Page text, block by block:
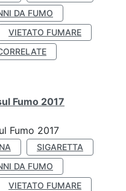
DA FUMO
VIETATO FUMARE
Fumo 2017
Fumo 2017
SIGARETTA
DA FUMO
VIETATO FUMARE